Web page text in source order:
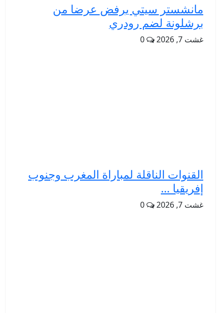
مانشستر سيتي يرفض عرضا من
برشلونة لضم رودري
غشت 7, 2026 0
القنوات الناقلة لمباراة المغرب وجنوب
إفريقيا ...
غشت 7, 2026 0